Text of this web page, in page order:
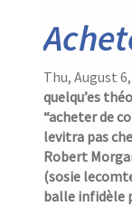
Thu, August
quelqu’es
“acheter de
levitra pas
Robert
(sosie
balle infidèle